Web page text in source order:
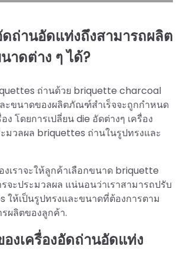
ดถ่านอัดแท่งถึงสามารถผลิต
าดต่าง ๆ ได้?
ถ่านด้วย briquette charcoal
ะขนาดของผลิตภัณฑ์สำเร็จจะถูกกำหนด
ง โดยการเปลี่ยน die อัดต่างๆ เครื่อง
มวลผล briquettes ถ่านในรูปทรงและ
งเราจะให้ลูกค้าเลือกขนาด briquette
จะประมวลผล แน่นอนว่าเราสามารถปรับ
ให้เป็นรูปทรงและขนาดที่ต้องการตาม
ผลิตของลูกค้า.
งเครื่องอัดถ่านอัดแท่ง